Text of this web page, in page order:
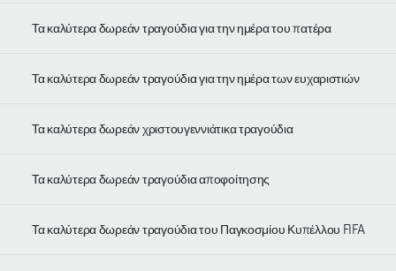
Τα καλύτερα δωρεάν τραγούδια για την ημέρα του πατέρα
Τα καλύτερα δωρεάν τραγούδια για την ημέρα των ευχαριστιών
Τα καλύτερα δωρεάν χριστουγεννιάτικα τραγούδια
Τα καλύτερα δωρεάν τραγούδια αποφοίτησης
Τα καλύτερα δωρεάν τραγούδια του Παγκοσμίου Κυπέλλου FIFA